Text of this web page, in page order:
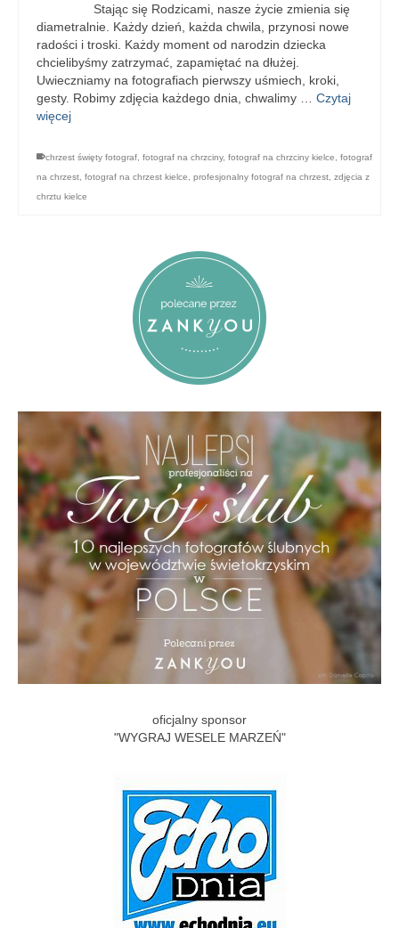
Stając się Rodzicami, nasze życie zmienia się
diametralnie. Każdy dzień, każda chwila, przynosi nowe
radości i troski. Każdy moment od narodzin dziecka
chcielibyśmy zatrzymać, zapamiętać na dłużej.
Uwieczniamy na fotografiach pierwszy uśmiech, kroki,
gesty. Robimy zdjęcia każdego dnia, chwalimy … Czytaj
więcej
chrzest święty fotograf fotograf na chrzciny, fotograf na chrzciny kielce
fotograf
na chrzest fotograf na chrzest kielce profesjonalny fotograf na chrzest zdjęcia z
chrztu kielce
oficjalny sponsor
"WYGRAJ WESELE MARZEŃ"